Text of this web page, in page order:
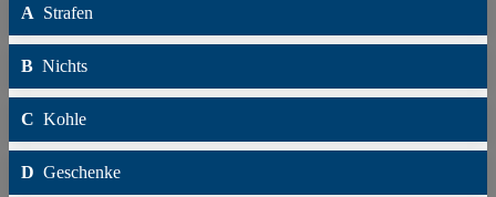
A Strafen
B Nichts
C Kohle
D Geschenke